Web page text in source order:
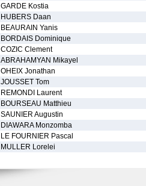
GARDE Kostia
HUBERS Daan
BEAURAIN Yanis
BORDAIS Dominique
COZIC Clement
ABRAHAMYAN Mikayel
OHEIX Jonathan
JOUSSET Tom
REMONDI Laurent
BOURSEAU Matthieu
SAUNIER Augustin
DIAWARA Monzomba
LE FOURNIER Pascal
MULLER Lorelei